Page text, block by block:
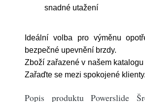
snadné utažení
Ideální volba pro výměnu
bezpečné upevnění brzdy.
Zboží zařazené v našem
Zařaďte se mezi spokojené klienty.
Popis produktu Powerslide